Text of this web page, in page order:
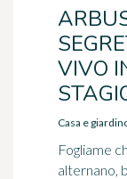
VIVO
Casa e
Fogliame
alternano,